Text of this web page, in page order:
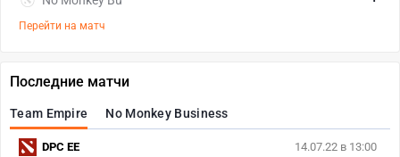
Перейти на матч
Последние матчи
Team Empire No Monkey Business
14.07.22 в 13:00
DPC EE